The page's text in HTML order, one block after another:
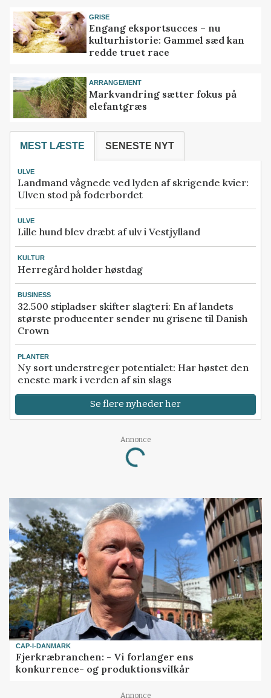
GRISE
Engang eksportsucces – nu
kulturhistorie: Gammel sæd kan
redde truet race
ARRANGEMENT
Markvandring sætter fokus på
elefantgræs
MEST LÆSTE SENESTE NYT
ULVE
Landmand vågnede ved lyden af skrigende kvier:
Ulven stod på foderbordet
ULVE
Lille hund blev dræbt af ulv i Vestjylland
KULTUR
Herregård holder høstdag
BUSINESS
32.500 stipladser skifter slagteri: En af landets
største producenter sender nu grisene til Danish
Crown
PLANTER
Ny sort understreger potentialet: Har høstet den
eneste mark i verden af sin slags
Se flere nyheder her
Annonce
Loading...
CAP-I-DANMARK
Fjerkræbranchen: - Vi forlanger ens
konkurrence- og produktionsvilkår
Annonce